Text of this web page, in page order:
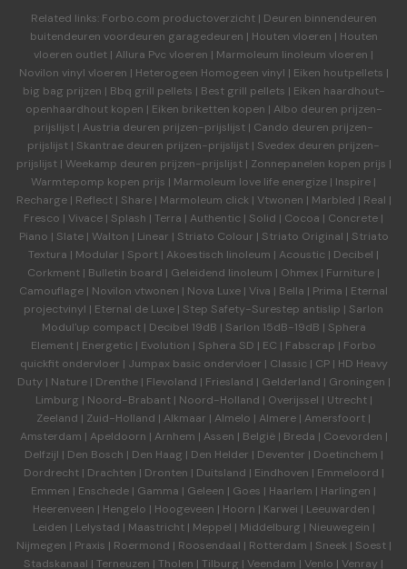
Related links: Forbo.com productoverzicht| Deuren binnendeuren
buitendeuren voordeuren garagedeuren | Houten vloeren | Houten
vloeren outlet | Allura Pvc vloeren | Marmoleum linoleum vloeren |
Novilon vinyl vloeren | Heterogeen Homogeen vinyl | Eiken houtpellets |
big bag prijzen | Bbq grill pellets | Best grill pellets | Eiken haardhout-
openhaardhout kopen | Eiken briketten kopen | Albo deuren prijzen-
prijslijst | Austria deuren prijzen-prijslijst | Cando deuren prijzen-
prijslijst | Skantrae deuren prijzen-prijslijst | Svedex deuren prijzen-
prijslijst| Weekamp deuren prijzen-prijslijst| Zonnepanelen kopen prijs |
Warmtepomp kopen prijs | Marmoleum love life energize | Inspire |
Recharge| Reflect| Share| Marmoleum click| Vtwonen | Marbled | Real |
Fresco | Vivace | Splash | Terra | Authentic | Solid | Cocoa | Concrete |
Piano | Slate| Walton | Linear | Striato Colour | Striato Original | Striato
Textura | Modular | Sport | Akoestisch linoleum | Acoustic | Decibel |
Corkment | Bulletin board | Geleidend linoleum | Ohmex | Furniture |
Camouflage | Novilon vtwonen | Nova Luxe | Viva | Bella | Prima | Eternal
projectvinyl | Eternal de Luxe | Step Safety-Surestep antislip | Sarlon
Modul'up compact| Decibel 19dB | Sarlon 15dB-19dB | Sphera
Element | Energetic | Evolution | Sphera SD | EC | Fabscrap | Forbo
quickfit ondervloer | Jumpax basic ondervloer | Classic | CP| HD Heavy
Duty | Nature| Drenthe| Flevoland | Friesland | Gelderland | Groningen |
Limburg | Noord-Brabant| Noord-Holland | Overijssel | Utrecht|
Zeeland | Zuid-Holland | Alkmaar | Almelo | Almere | Amersfoort |
Amsterdam | Apeldoorn | Arnhem | Assen | België| Breda | Coevorden |
Delfzijl | Den Bosch | Den Haag | Den Helder | Deventer | Doetinchem |
Dordrecht| Drachten | Dronten | Duitsland | Eindhoven | Emmeloord |
Emmen | Enschede | Gamma | Geleen | Goes | Haarlem | Harlingen |
Heerenveen | Hengelo | Hoogeveen | Hoorn | Karwei | Leeuwarden |
Leiden | Lelystad | Maastricht| Meppel | Middelburg | Nieuwegein |
Nijmegen | Praxis | Roermond | Roosendaal | Rotterdam | Sneek| Soest|
Stadskanaal | Terneuzen | Tholen | Tilburg | Veendam | Venlo | Venray |